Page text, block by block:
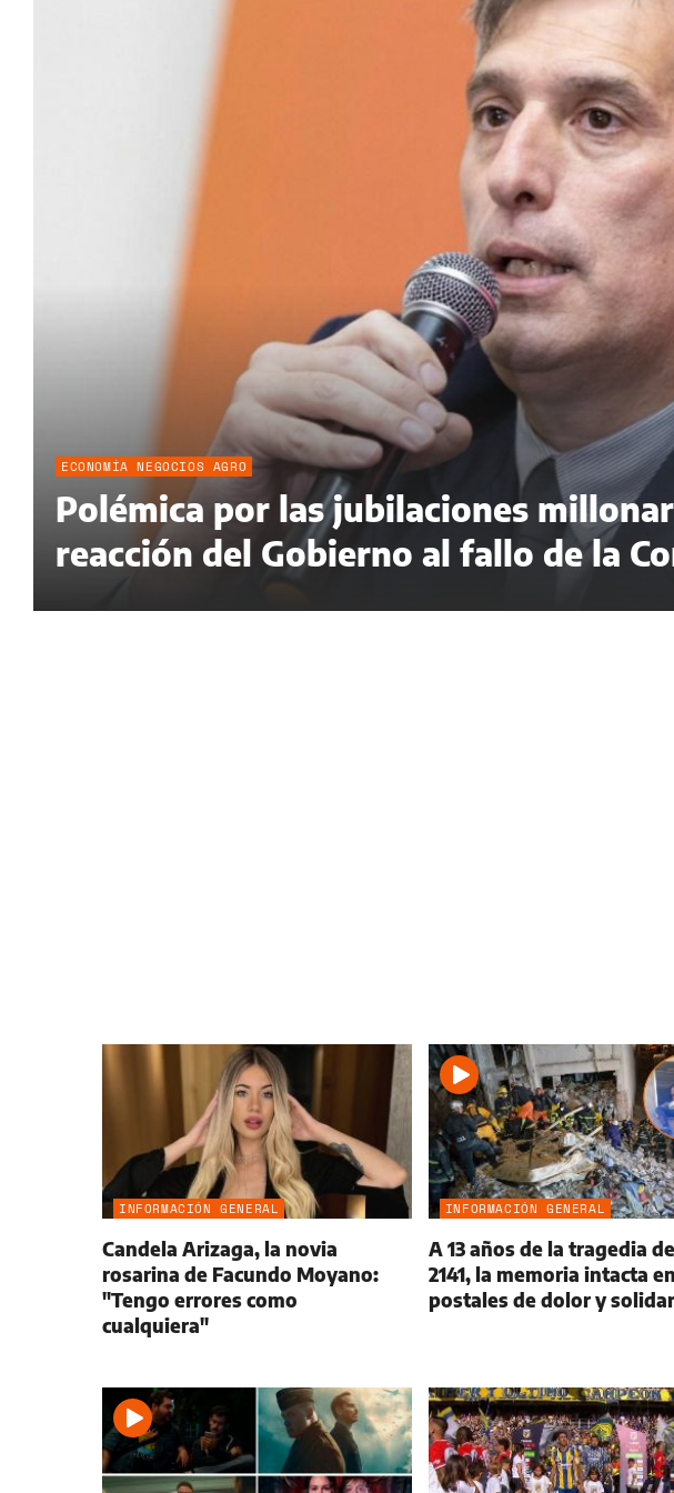
ECONOMÍA NEGOCIOS AGRO
Polémica por las jubilaciones
reacción del Gobierno al fallo de la
INFORMACIÓN GENERAL
Candela Arizaga, la novia
rosarina de Facundo Moyano:
"Tengo errores como
cualquiera"
INFORMACIÓN GENERAL
A 13 años de la tragedia
2141, la memoria intacta en
postales de dolor y